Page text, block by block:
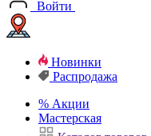
Войти
Новинки
Распродажа
% Акции
Мастерская